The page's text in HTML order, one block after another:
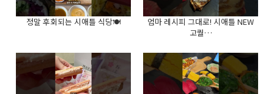
정말 후회되는 시애틀 식당🍽️
엄마 레시피 그대로! 시애틀 NEW
고퀄…